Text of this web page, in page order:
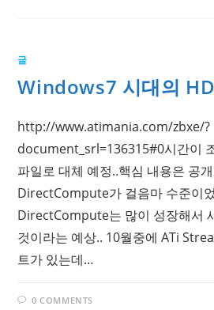
글
Windows7 시대의
http://www.atimania.com/zbxe/?
document_srl=136315#0시간이
파일로 대체 예정..핵심 내용은 공
DirectCompute가 걸음마 수준이
DirectCompute는 많이 성장해서
것이라는 예상.. 10월중에 ATi
트가 있는데…
0 COMMENTS